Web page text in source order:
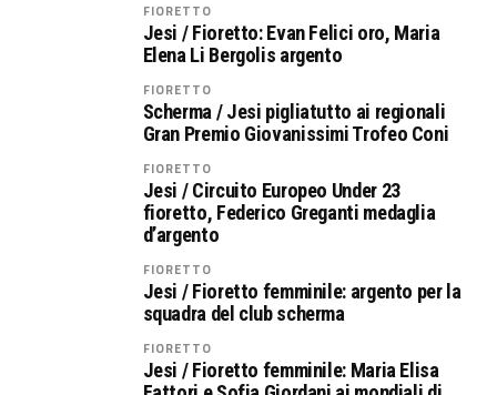
FIORETTO
Jesi / Fioretto: Evan Felici oro, Maria
Elena Li Bergolis argento
FIORETTO
Scherma / Jesi pigliatutto ai regionali
Gran Premio Giovanissimi Trofeo Coni
FIORETTO
Jesi / Circuito Europeo Under 23
fioretto, Federico Greganti medaglia
d’argento
FIORETTO
Jesi / Fioretto femminile: argento per la
squadra del club scherma
FIORETTO
Jesi / Fioretto femminile: Maria Elisa